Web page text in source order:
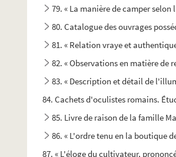
79. « La manière de camper
80. Catalogue des ouvrages
81. « Relation vraye et
82. « Observations en matière de
83. « Description et détail de
84. Cachets d'oculistes romains.
85. Livre de raison de la famille
86. « L'ordre tenu en la boutique
87. « L'éloge du cultivateur,